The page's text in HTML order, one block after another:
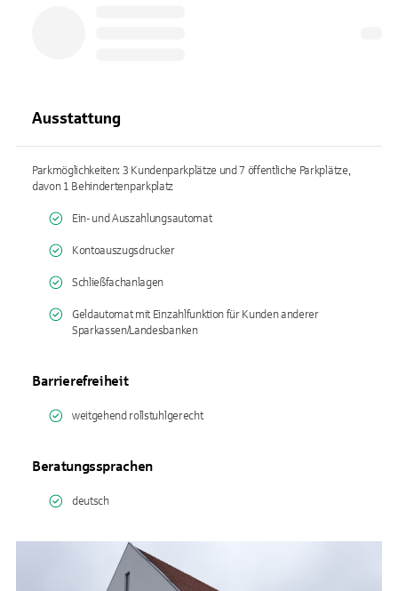
Ausstattung
Parkmöglichkeiten: 3 Kundenparkplätze und 7 öffentliche Parkplätze,
davon 1 Behindertenparkplatz
Ein- und Auszahlungsautomat
Kontoauszugsdrucker
Schließfachanlagen
Geldautomat mit Einzahlfunktion für Kunden anderer
Sparkassen/Landesbanken
Barrierefreiheit
weitgehend rollstuhlgerecht
Beratungssprachen
deutsch